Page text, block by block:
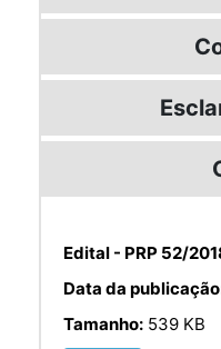
Edital - PRP 52/
Data da
Tamanho: 539 KB